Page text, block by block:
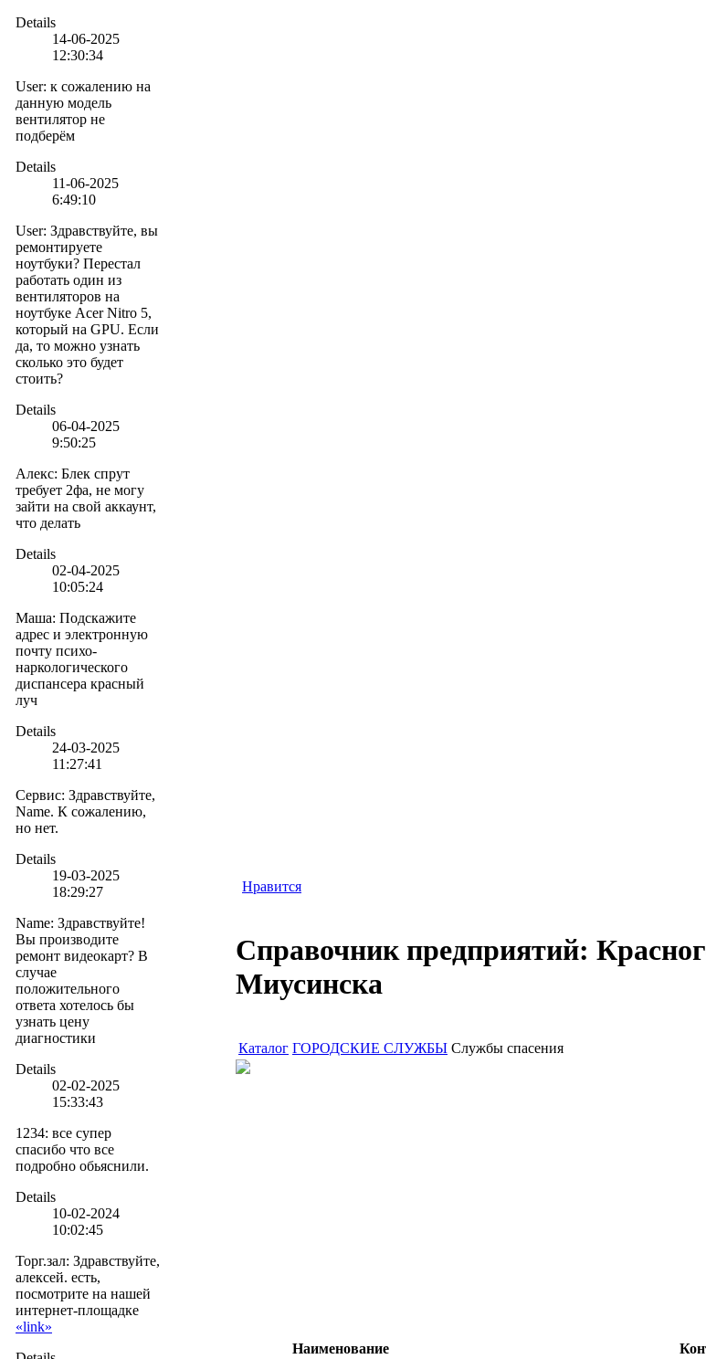
Details
14-06-2025
12:30:34
User: к сожалению на
данную модель
вентилятор не
подберём
Details
11-06-2025
6:49:10
User: Здравствуйте, вы
ремонтируете
ноутбуки? Перестал
работать один из
вентиляторов на
ноутбуке Acer Nitro 5,
который на GPU. Если
да, то можно узнать
сколько это будет
стоить?
Details
06-04-2025
9:50:25
Алекс: Блек спрут
требует 2фа, не могу
зайти на свой аккаунт,
что делать
Details
02-04-2025
10:05:24
Маша: Подскажите
адрес и электронную
почту психо-
наркологического
диспансера красный
луч
Details
24-03-2025
11:27:41
Сервис: Здравствуйте,
Name. К сожалению,
но нет.
Details
19-03-2025
18:29:27
Name: Здравствуйте!
Вы производите
ремонт видеокарт? В
случае
положительного
ответа хотелось бы
узнать цену
диагностики
Details
02-02-2025
15:33:43
1234: все супер
спасибо что все
подробно обьяснили.
Details
10-02-2024
10:02:45
Торг.зал: Здравствуйте,
алексей. есть,
посмотрите на нашей
интернет-площадке
«link»
Нравится
Справочник предприятий:
Миусинска
Каталог ГОРОДСКИЕ СЛУЖБЫ Службы спасения
Наименование